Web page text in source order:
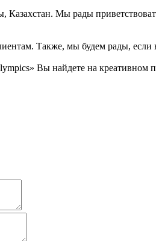
Казахстан. Мы рады
Также, мы будем рады, если
Вы найдете на креативном